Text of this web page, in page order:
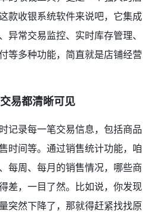
款收银系统软件来说吧，它集成
异常交易监控、实时库存管理、
等多种功能，简直就是店铺经营
易都清晰可见
记录每一笔交易信息，包括商品
时间等。通过销售统计功能，咱
每周、每月的销售情况，哪些商
差，一目了然。比如说，你发现
突然下降了，那就得赶紧找找原